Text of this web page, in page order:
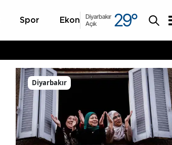
Spor Ekonomi Asayiş
Diyarbakır
Açık
29°
Diyarbakır